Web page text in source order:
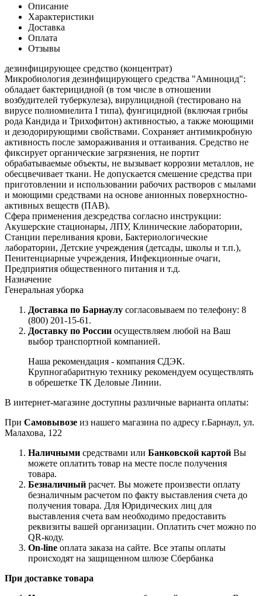
Описание
Характеристики
Доставка
Оплата
Отзывы
дезинфицирующее средство (концентрат)
Микробиология дезинфицирующего средства "Аминоцид":
обладает бактерицидной (в том числе в отношении
возбудителей туберкулеза), вирулицидной (тестировано на
вирусе полиомиелита I типа), фунгицидной (включая грибы
рода Кандида и Трихофитон) активностью, а также моющими
и дезодорирующими свойствами. Сохраняет антимикробную
активность после замораживания и оттаивания. Средство не
фиксирует органические загрязнения, не портит
обрабатываемые объекты, не вызывает коррозии металлов, не
обесцвечивает ткани. Не допускается смешение средства при
приготовлении и использовании рабочих растворов с мылами
и моющими средствами на основе анионных поверхностно-
активных веществ (ПАВ).
Сфера применения дезсредства согласно инструкции:
Акушерские стационары, ЛПУ, Клинические лаборатории,
Станции переливания крови, Бактериологические
лаборатории, Детские учреждения (детсады, школы и т.п.),
Пенитенциарные учреждения, Инфекционные очаги,
Предприятия общественного питания и т.д.
Назначение
Генеральная уборка
Доставка по Барнаулу согласовываем по телефону: 8
(800) 201-15-61.
Доставку по России осуществляем любой на Ваш
выбор транспортной компанией.
Наша рекомендация - компания СДЭК.
Крупногабаритную технику рекомендуем осуществлять
в обрешетке ТК Деловые Линии.
В интернет-магазине доступны различные варианта оплаты:
При Самовывозе из нашего магазина по адресу г.Барнаул, ул.
Малахова, 122
Наличными средствами или Банковской картой Вы
можете оплатить товар на месте после получения
товара.
Безналичный расчет. Вы можете произвести оплату
безналичным расчетом по факту выставления счета до
получения товара. Для Юридических лиц для
выставления счета вам необходимо предоставить
реквизиты вашей организации. Оплатить счет можно по
QR-коду.
On-line оплата заказа на сайте. Все этапы оплаты
происходят на защищенном шлюзе Сбербанка
При доставке товара